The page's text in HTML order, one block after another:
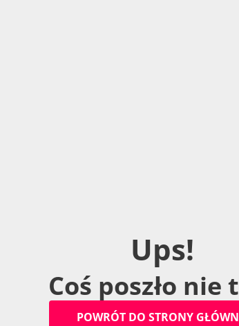
Ups!
Coś poszło nie t
POWRÓT DO STRONY GŁÓWN